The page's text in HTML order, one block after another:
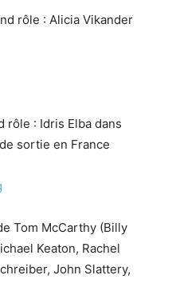
rôle : Alicia Vikander
rôle : Idris Elba dans
sortie en France
Tom McCarthy (Billy
Keaton, Rachel
John Slattery,